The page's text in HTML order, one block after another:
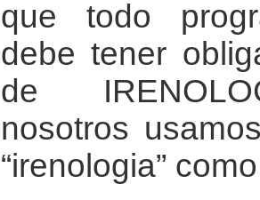
que todo
debe tener
de
nosotros
“irenologia”